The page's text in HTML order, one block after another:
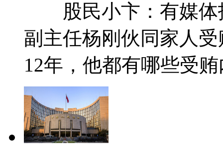
股民小卞：有媒体
副主任杨刚伙同家人
12年，他都有哪些受